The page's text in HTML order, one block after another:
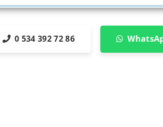
0 534 392 72 86